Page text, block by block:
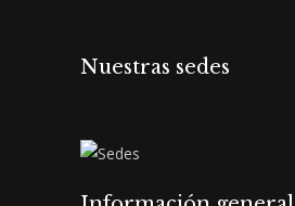
Nuestras sedes